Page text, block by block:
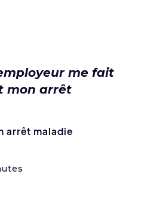
me fait
mon arrêt
arrêt maladie